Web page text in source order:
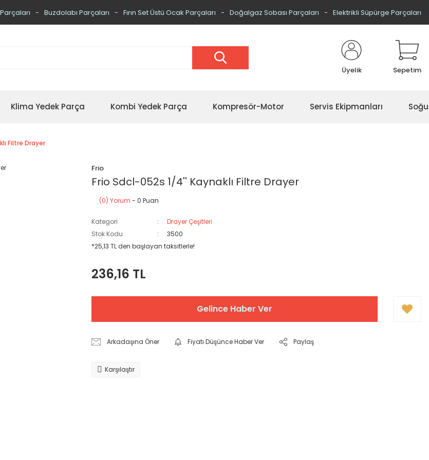
Buzdolabı Parçaları Fırın Set Üstü Ocak Parçaları Doğalgaz Sobası Parçaları Elektrikli Süpürge Parçaları
Üyelik Sepetim
Klima Yedek Parça Kombi Yedek Parça Kompresör-Motor Servis Ekipmanları
Filtre Drayer
Frio
Frio Sdcl-052s 1/4'' Kaynaklı Filtre Drayer
(0) Yorum - 0 Puan
Kategori
Drayer Çeşitleri
Stok Kodu
3500
*25,13 TL den başlayan taksitlerle!
236,16 TL
Gelince Haber Ver
Arkadaşına Öner Fiyatı Düşünce Haber Ver Paylaş
Karşılaştır